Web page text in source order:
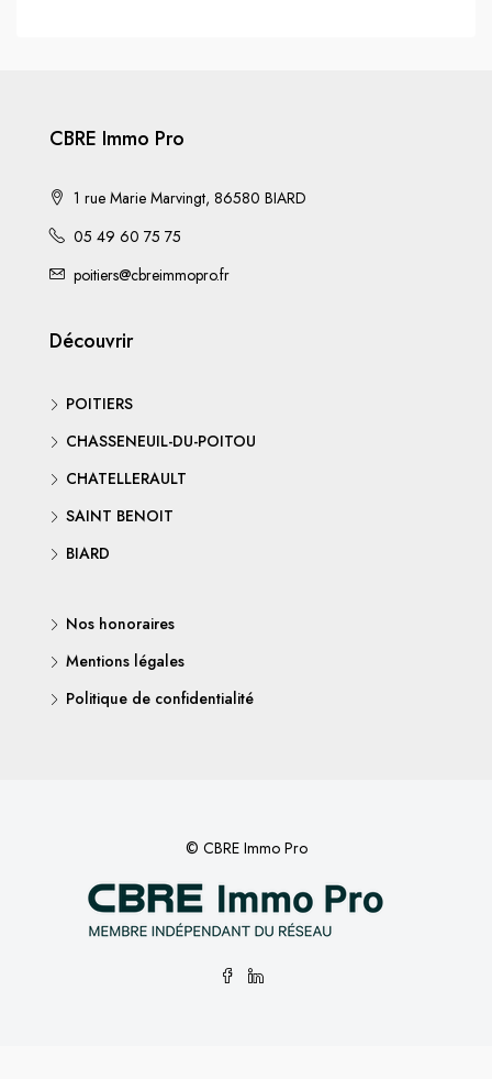
CBRE Immo Pro
1 rue Marie Marvingt, 86580 BIARD
05 49 60 75 75
poitiers@cbreimmopro.fr
Découvrir
POITIERS
CHASSENEUIL-DU-POITOU
CHATELLERAULT
SAINT BENOIT
BIARD
Nos honoraires
Mentions légales
Politique de confidentialité
© CBRE Immo Pro